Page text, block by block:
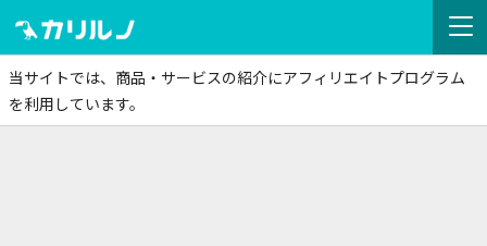
当サイトでは、商品・サービスの紹介にアフィリエイトプログラム
を利用しています。